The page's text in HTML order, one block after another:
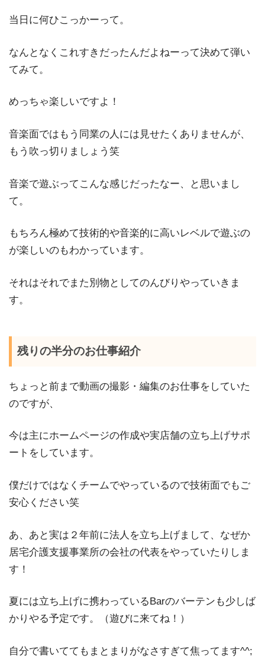
当日に何ひこっかーって。
なんとなくこれすきだったんだよねーって決めて弾い
てみて。
めっちゃ楽しいですよ！
音楽面ではもう同業の人には見せたくありませんが、
もう吹っ切りましょう笑
音楽で遊ぶってこんな感じだったなー、と思いまし
て。
もちろん極めて技術的や音楽的に高いレベルで遊ぶの
が楽しいのもわかっています。
それはそれでまた別物としてのんびりやっていきま
す。
残りの半分のお仕事紹介
ちょっと前まで動画の撮影・編集のお仕事をしていた
のですが、
今は主にホームページの作成や実店舗の立ち上げサポ
ートをしています。
僕だけではなくチームでやっているので技術面でもご
安心ください笑
あ、あと実は２年前に法人を立ち上げまして、なぜか
居宅介護支援事業所の会社の代表をやっていたりしま
す！
夏には立ち上げに携わっているBarのバーテンも少しば
かりやる予定です。（遊びに来てね！）
自分で書いててもまとまりがなさすぎて焦ってます^^;